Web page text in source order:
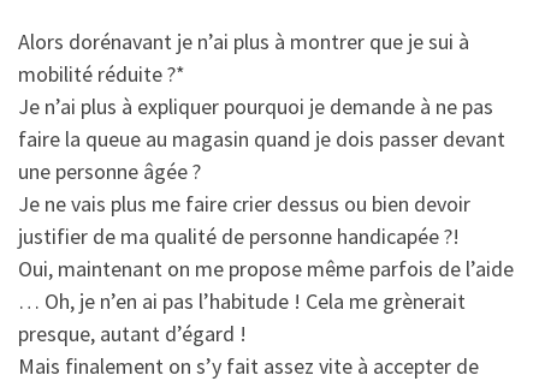
Alors dorénavant je n’ai plus à montrer que je sui à
mobilité réduite ?*
Je n’ai plus à expliquer pourquoi je demande à ne pas
faire la queue au magasin quand je dois passer devant
une personne âgée ?
Je ne vais plus me faire crier dessus ou bien devoir
justifier de ma qualité de personne handicapée ?!
Oui, maintenant on me propose même parfois de l’aide
… Oh, je n’en ai pas l’habitude ! Cela me grènerait
presque, autant d’égard !
Mais finalement on s’y fait assez vite à accepter de